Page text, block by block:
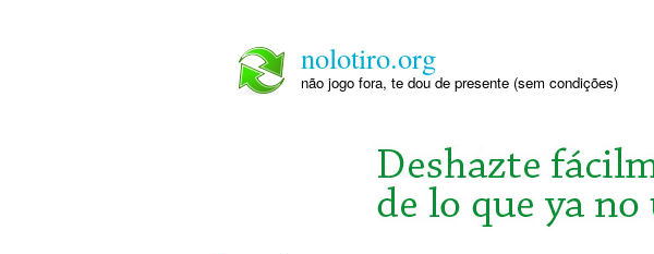
nolotiro.org
não jogo fora, te dou de presente (sem condições)